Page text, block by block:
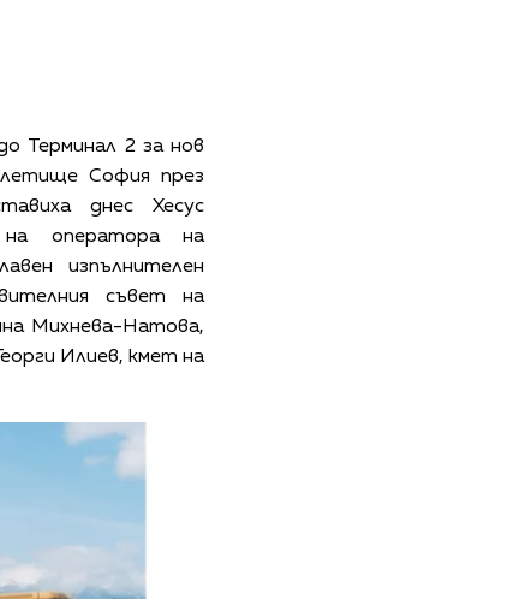
Терминал 2 за нов
София през
днес Хесус
на оператора на
изпълнителен
съвет на
Михнева-Натова,
Илиев, кмет на